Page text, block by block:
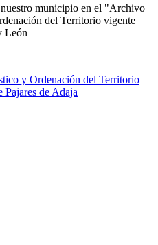
municipio en el "Archivo
del Territorio vigente
León
y Ordenación del Territorio
de Adaja